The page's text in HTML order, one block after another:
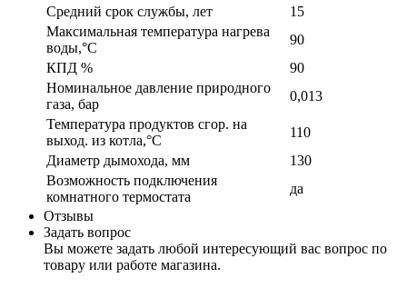
Средний срок службы, лет
15
Максимальная температура нагрева
воды,°С
90
КПД %
90
Номинальное давление природного
газа, бар
0,013
Температура продуктов сгор. на
выход. из котла,°С
110
Диаметр дымохода, мм
130
Возможность подключения
комнатного термостата
да
Отзывы
Задать вопрос
Вы можете задать любой интересующий вас вопрос по
товару или работе магазина.